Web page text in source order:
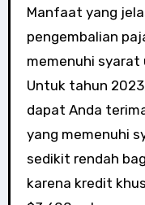
Manfaat yang
pengembalian
memenuhi
Untuk tahun
dapat Anda
yang memenuhi
sedikit rendah
karena kredit